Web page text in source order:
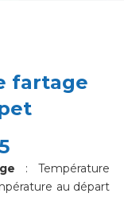
fartage
: Température
au départ